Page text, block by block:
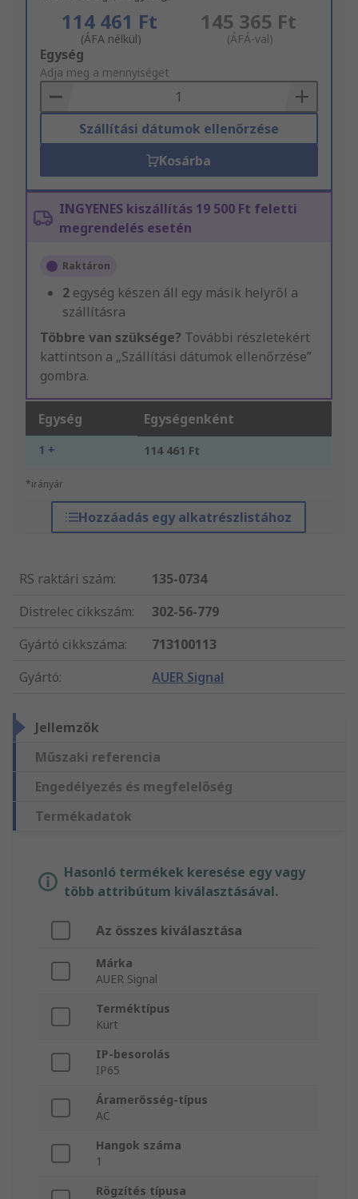
114 461 Ft
(ÁFA nélkül)
145 365 Ft
(ÁFÁ-val)
Add
to
Basket
Egység
Adja meg a mennyiséget
Szállítási dátumok ellenőrzése
Kosárba
INGYENES kiszállítás 19 500 Ft feletti
megrendelés esetén
Raktáron
2 egység készen áll egy másik helyről a
szállításra
Többre van szüksége? További részletekért
kattintson a „Szállítási dátumok ellenőrzése”
gombra.
Egység Egységenként
1 + 114 461 Ft
*irányár
Hozzáadás egy alkatrészlistához
RS raktári szám:
135-0734
Distrelec cikkszám:
302-56-779
Gyártó cikkszáma:
713100113
Gyártó: AUER Signal
Jellemzők
Műszaki referencia
Engedélyezés és megfelelőség
Termékadatok
Hasonló termékek keresése egy vagy
több attribútum kiválasztásával.
Az összes kiválasztása
Márka
AUER Signal
Terméktípus
Kürt
IP-besorolás
IP65
Áramerősség-típus
AC
Hangok száma
1
Rögzítés típusa